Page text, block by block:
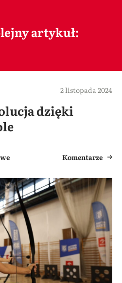
artykuł:
2 listopada 2024
dzięki
Komentarze